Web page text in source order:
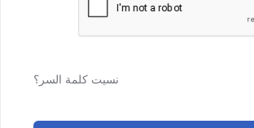
نسيت كلمة السر؟